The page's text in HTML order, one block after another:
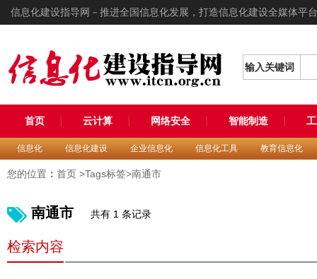
信息化建设指导网－推进全国信息化发展，打造信息化建设全媒体平台
输入关键词
首页 云计算 网络安全 智能制造
信息化 信息化建设 企业信息化 信息化工具 教育信息化
您的位置 ： 首页 >Tags标签>南通市
南通市 共有 1 条记录
检索内容